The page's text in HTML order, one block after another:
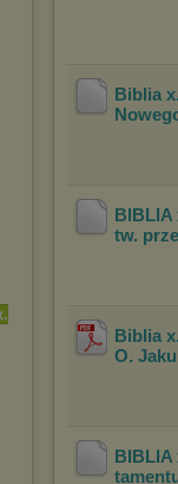
Biblia
BIBLIA
tw.
Biblia
O.
BIBLIA